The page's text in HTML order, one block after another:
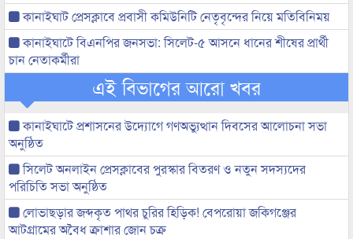
কানাইঘাট প্রেসক্লাবে প্রবাসী কমিউনিটি নেতৃবৃন্দের নিয়ে মতিবিনিময়
কানাইঘাটে বিএনপির জনসভা: সিলেট-৫ আসনে ধানের শীষের প্রার্থী
চান নেতাকর্মীরা
এই বিভাগের আরো খবর
কানাইঘাটে প্রশাসনের উদ্যোগে গণঅভ্যুত্থান দিবসের আলোচনা সভা
অনুষ্ঠিত
সিলেট অনলাইন প্রেসক্লাবের পুরস্কার বিতরণ ও নতুন সদস্যদের
পরিচিতি সভা অনুষ্ঠিত
লোভাছড়ার জব্দকৃত পাথর চুরির হিড়িক! বেপরোয়া জকিগঞ্জের
আটগ্রামের অবৈধ ক্রাশার জোন চক্র